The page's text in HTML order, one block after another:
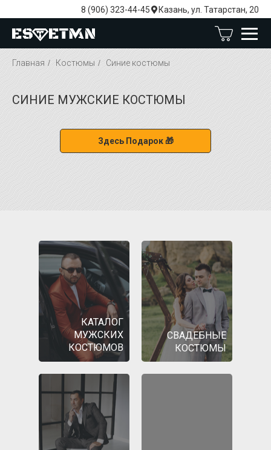
8 (906) 323-44-45 Казань, ул. Татарстан, 20
Главная / Костюмы / Синие костюмы
СИНИЕ МУЖСКИЕ КОСТЮМЫ
Здесь Подарок 🎁
КАТАЛОГ
МУЖСКИХ
КОСТЮМОВ
СВАДЕБНЫЕ
КОСТЮМЫ